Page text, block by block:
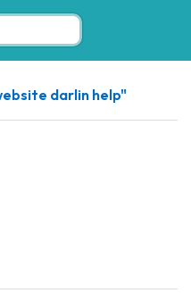
darlin help"